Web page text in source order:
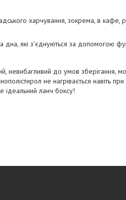
харчування, зокрема, в кафе,
дна, які з'єднуються за допомогою
невибагливий до умов зберігання,
не нагрівається навіть
ідеальний ланч боксу!